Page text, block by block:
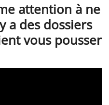
attention à ne
a des dossiers
vous pousser